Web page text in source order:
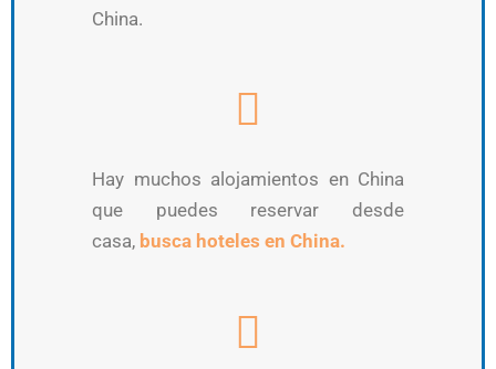
China.
Hay muchos alojamientos en China
que puedes reservar desde
casa, busca hoteles en China.